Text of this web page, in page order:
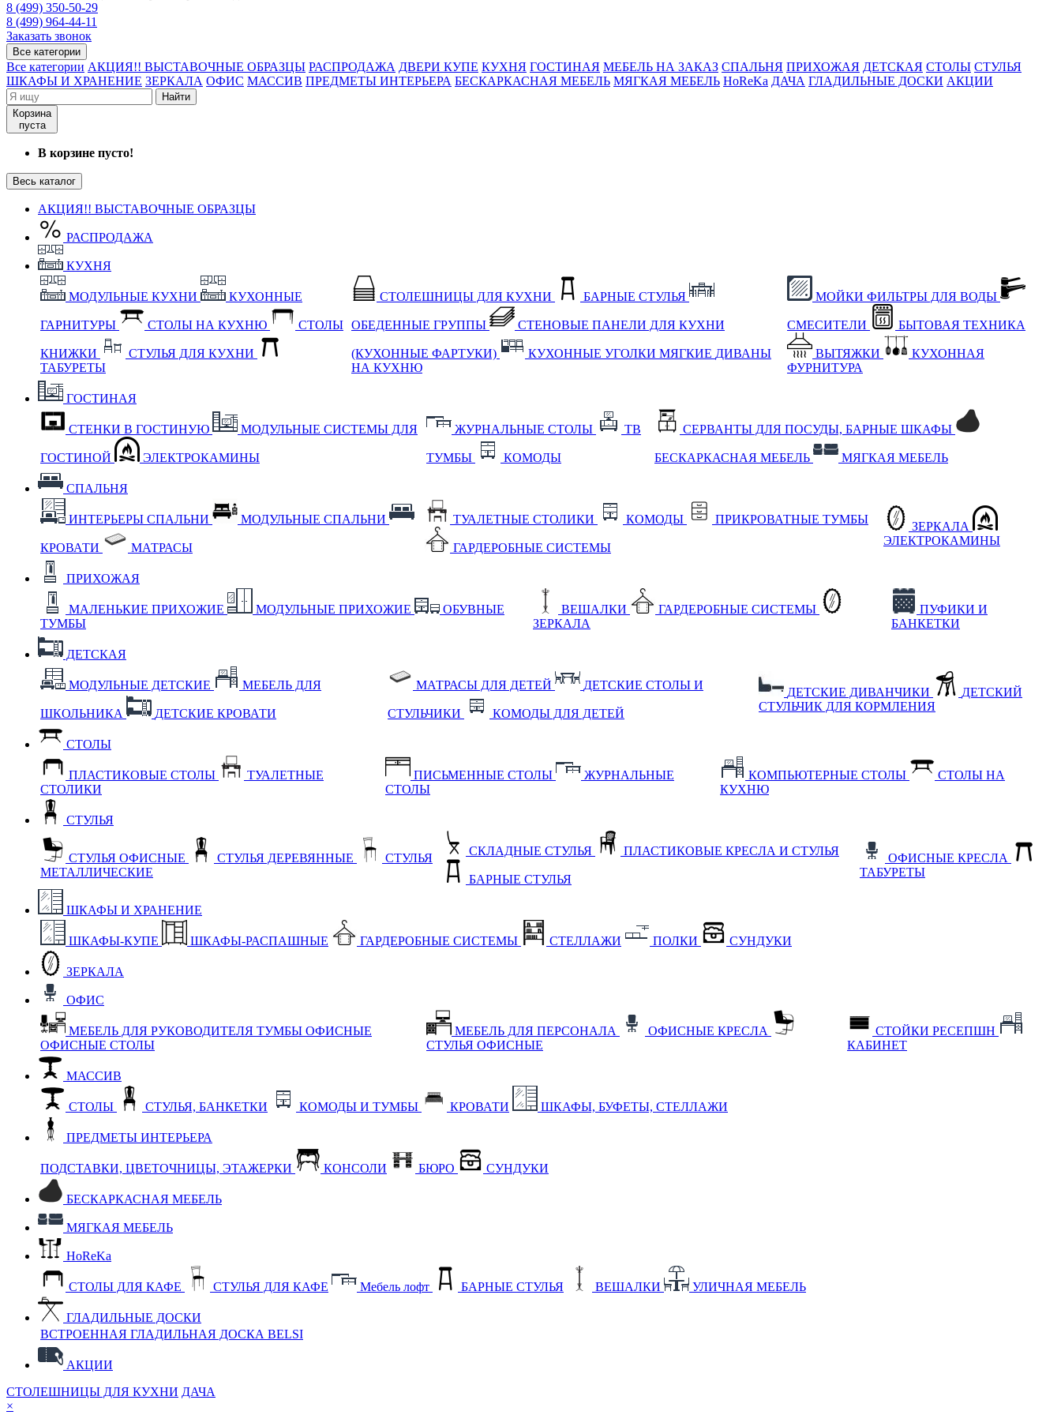
8 (499) 350-50-29
8 (499) 964-44-11
Заказать звонок
Все категории
Все категории АКЦИЯ!! ВЫСТАВОЧНЫЕ ОБРАЗЦЫ РАСПРОДАЖА ДВЕРИ КУПЕ КУХНЯ ГОСТИНАЯ МЕБЕЛЬ НА ЗАКАЗ СПАЛЬНЯ ПРИХОЖАЯ ДЕТСКАЯ СТОЛЫ СТУЛЬЯ
ШКАФЫ И ХРАНЕНИЕ ЗЕРКАЛА ОФИС МАССИВ ПРЕДМЕТЫ ИНТЕРЬЕРА БЕСКАРКАСНАЯ МЕБЕЛЬ МЯГКАЯ МЕБЕЛЬ HoReKa ДАЧА ГЛАДИЛЬНЫЕ ДОСКИ АКЦИИ
Найти
Корзина
пуста
В корзине пусто!
Весь каталог
АКЦИЯ!! ВЫСТАВОЧНЫЕ ОБРАЗЦЫ
РАСПРОДАЖА
КУХНЯ
МОДУЛЬНЫЕ КУХНИ КУХОННЫЕ
ГАРНИТУРЫ СТОЛЫ НА КУХНЮ СТОЛЫ
КНИЖКИ
СТУЛЬЯ ДЛЯ КУХНИ
ТАБУРЕТЫ
СТОЛЕШНИЦЫ ДЛЯ КУХНИ БАРНЫЕ СТУЛЬЯ
ОБЕДЕННЫЕ ГРУППЫ СТЕНОВЫЕ ПАНЕЛИ ДЛЯ КУХНИ
(КУХОННЫЕ ФАРТУКИ) КУХОННЫЕ УГОЛКИ МЯГКИЕ ДИВАНЫ
НА КУХНЮ
МОЙКИ ФИЛЬТРЫ ДЛЯ ВОДЫ
СМЕСИТЕЛИ БЫТОВАЯ ТЕХНИКА
ВЫТЯЖКИ
КУХОННАЯ
ФУРНИТУРА
ГОСТИНАЯ
СТЕНКИ В ГОСТИНУЮ МОДУЛЬНЫЕ СИСТЕМЫ ДЛЯ
ГОСТИНОЙ ЭЛЕКТРОКАМИНЫ
ЖУРНАЛЬНЫЕ СТОЛЫ ТВ
ТУМБЫ КОМОДЫ
СЕРВАНТЫ ДЛЯ ПОСУДЫ, БАРНЫЕ ШКАФЫ
БЕСКАРКАСНАЯ МЕБЕЛЬ МЯГКАЯ МЕБЕЛЬ
СПАЛЬНЯ
ИНТЕРЬЕРЫ СПАЛЬНИ МОДУЛЬНЫЕ СПАЛЬНИ
КРОВАТИ МАТРАСЫ
ТУАЛЕТНЫЕ СТОЛИКИ КОМОДЫ ПРИКРОВАТНЫЕ ТУМБЫ
ГАРДЕРОБНЫЕ СИСТЕМЫ
ЗЕРКАЛА
ЭЛЕКТРОКАМИНЫ
ПРИХОЖАЯ
МАЛЕНЬКИЕ ПРИХОЖИЕ МОДУЛЬНЫЕ ПРИХОЖИЕ
ОБУВНЫЕ
ТУМБЫ
ВЕШАЛКИ
ГАРДЕРОБНЫЕ СИСТЕМЫ
ЗЕРКАЛА
ПУФИКИ И
БАНКЕТКИ
ДЕТСКАЯ
МОДУЛЬНЫЕ ДЕТСКИЕ МЕБЕЛЬ ДЛЯ
ШКОЛЬНИКА ДЕТСКИЕ КРОВАТИ
МАТРАСЫ ДЛЯ ДЕТЕЙ ДЕТСКИЕ СТОЛЫ И
СТУЛЬЧИКИ КОМОДЫ ДЛЯ ДЕТЕЙ
ДЕТСКИЕ ДИВАНЧИКИ
ДЕТСКИЙ
СТУЛЬЧИК ДЛЯ КОРМЛЕНИЯ
СТОЛЫ
ПЛАСТИКОВЫЕ СТОЛЫ
ТУАЛЕТНЫЕ
СТОЛИКИ
ПИСЬМЕННЫЕ СТОЛЫ
ЖУРНАЛЬНЫЕ
СТОЛЫ
КОМПЬЮТЕРНЫЕ СТОЛЫ
СТОЛЫ НА
КУХНЮ
СТУЛЬЯ
СТУЛЬЯ ОФИСНЫЕ СТУЛЬЯ ДЕРЕВЯННЫЕ
СТУЛЬЯ
МЕТАЛЛИЧЕСКИЕ
СКЛАДНЫЕ СТУЛЬЯ ПЛАСТИКОВЫЕ КРЕСЛА И СТУЛЬЯ
БАРНЫЕ СТУЛЬЯ
ОФИСНЫЕ КРЕСЛА
ТАБУРЕТЫ
ШКАФЫ И ХРАНЕНИЕ
ШКАФЫ-КУПЕ ШКАФЫ-РАСПАШНЫЕ ГАРДЕРОБНЫЕ СИСТЕМЫ СТЕЛЛАЖИ ПОЛКИ СУНДУКИ
ЗЕРКАЛА
ОФИС
МЕБЕЛЬ ДЛЯ РУКОВОДИТЕЛЯ ТУМБЫ ОФИСНЫЕ
ОФИСНЫЕ СТОЛЫ
МЕБЕЛЬ ДЛЯ ПЕРСОНАЛА
ОФИСНЫЕ КРЕСЛА
СТУЛЬЯ ОФИСНЫЕ
СТОЙКИ РЕСЕПШН
КАБИНЕТ
МАССИВ
СТОЛЫ СТУЛЬЯ, БАНКЕТКИ КОМОДЫ И ТУМБЫ КРОВАТИ ШКАФЫ, БУФЕТЫ, СТЕЛЛАЖИ
ПРЕДМЕТЫ ИНТЕРЬЕРА
ПОДСТАВКИ, ЦВЕТОЧНИЦЫ, ЭТАЖЕРКИ КОНСОЛИ БЮРО СУНДУКИ
БЕСКАРКАСНАЯ МЕБЕЛЬ
МЯГКАЯ МЕБЕЛЬ
HoReKa
СТОЛЫ ДЛЯ КАФЕ СТУЛЬЯ ДЛЯ КАФЕ Мебель лофт БАРНЫЕ СТУЛЬЯ ВЕШАЛКИ УЛИЧНАЯ МЕБЕЛЬ
ГЛАДИЛЬНЫЕ ДОСКИ
ВСТРОЕННАЯ ГЛАДИЛЬНАЯ ДОСКА BELSI
АКЦИИ
СТОЛЕШНИЦЫ ДЛЯ КУХНИ ДАЧА
×